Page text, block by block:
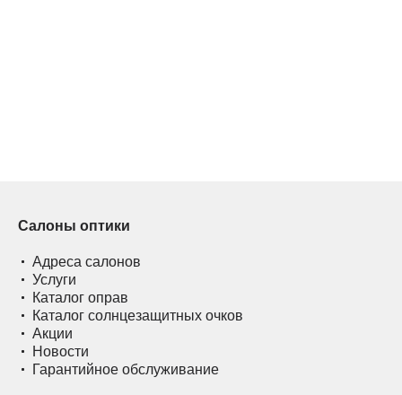
Салоны оптики
Адреса салонов
Услуги
Каталог оправ
Каталог солнцезащитных очков
Акции
Новости
Гарантийное обслуживание